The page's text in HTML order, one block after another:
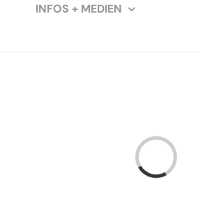
INFOS + MEDIEN
Loading...